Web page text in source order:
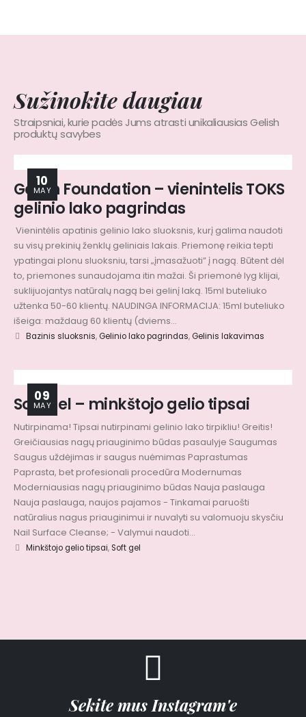
Sužinokite daugiau
Straipsniai, kurie padės Jums atrasti unikaliausias Gelish
produktų savybes
10
MAY
Gelish Foundation – vienintelis TOKS
gelinio lako pagrindas
Vienintėlis apatinis gelinio lako sluoksnis, kurį galima naudoti
su visų prekinių ženklų geliniais lakais. Priemonę reikia tepti
ypatingai plonu sluoksniu, tarsi „įmasažuoti” į nagą. Būtent dėl
to, priemones sunaudojama itin mažai. Ši priemonė lyg klijai,
suklijuojantys natūralų nagą bei gelinį laką. 15ml buteliuko
užtenka 50-60 klientų. NAUDINGA INFORMACIJA: 15ml buteliuko
išeiga: maždaug 60 klientų (dviems...
Bazinis sluoksnis,Gelinio lako pagrindas,Gelinis lakavimas
09
MAY
Soft Gel – minkštojo gelio tipsai
Nutirpinama! Tipsai nutirpinami gelinio lako tirpikliu! Greitis!
Greičiausias nagų priauginimo būdas pasaulyje Saugumas
Saugus uždėjimas ir saugus nuėmimas Paprastumas
Paprasta, bet profesionali procedūra Modernumas
Moderniausias nagų priauginimo būdas Nauja paslauga
Nauja paslauga, naujos pajamos - Tinkamai paruošti
natūralius nagus priauginimui ir nuvalyti su valomuoju skysčiu
Nail Surface Cleanse; - Valymui naudoti...
Minkštojo gelio tipsai,Soft gel
Sekite mus Instagram'e